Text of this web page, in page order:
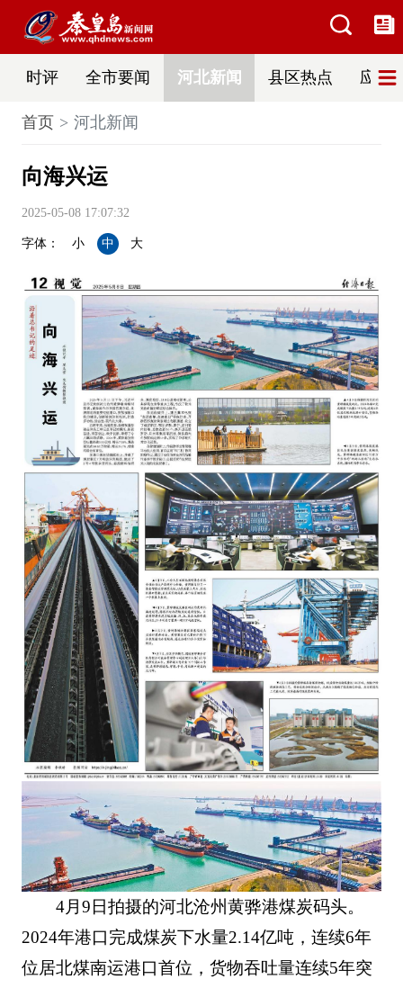
时评 全市要闻 河北新闻 县区热点 应急
首页 河北新闻
向海兴运
2025-05-08 17:07:32
字体： 小 中 大
4月9日拍摄的河北沧州黄骅港煤炭码头。
2024年港口完成煤炭下水量2.14亿吨，连续6年
位居北煤南运港口首位，货物吞吐量连续5年突